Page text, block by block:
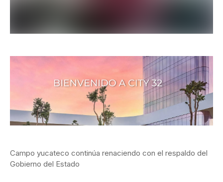
Campo yucateco continúa renaciendo con el respaldo del
Gobierno del Estado